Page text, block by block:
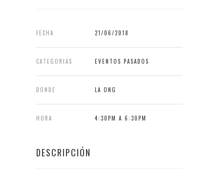
FECHA 21/06/2018
CATEGORIAS EVENTOS PASADOS
DONDE LA ONG
HORA 4:30PM A 6:30PM
DESCRIPCIÓN